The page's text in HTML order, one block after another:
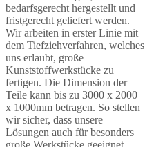
bedarfsgerecht hergestellt und
fristgerecht geliefert werden.
Wir arbeiten in erster Linie mit
dem Tiefziehverfahren, welches
uns erlaubt, große
Kunststoffwerkstücke zu
fertigen. Die Dimension der
Teile kann bis zu 3000 x 2000
x 1000mm betragen. So stellen
wir sicher, dass unsere
Lösungen auch für besonders